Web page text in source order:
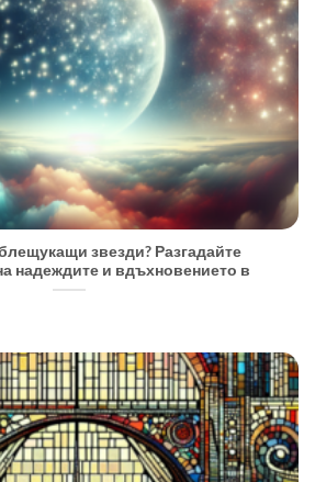
звезди? Разгадайте
надеждите и вдъхновението в